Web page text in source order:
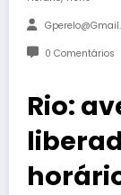
0 Comentários
Rio: